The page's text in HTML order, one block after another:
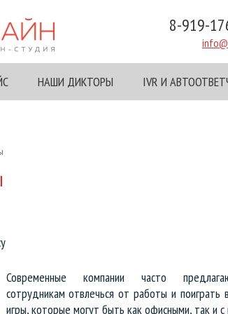
8-919-
НАШИ ДИКТОРЫ IVR И
Современные компании часто
сотрудникам отвлечься от работы и поиграть
игры, которые могут быть как офисными, так и